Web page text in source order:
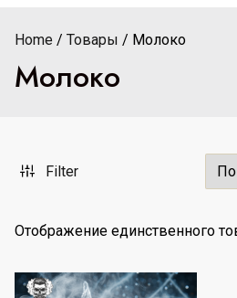
Home Товары Молоко
Молоко
Filter
Отображение единственного